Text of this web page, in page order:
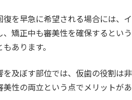
を早急に希望される場合には、イ
矯正中も審美性を確保するという
あります。
及ぼす部位では、仮歯の役割は非
性の両立という点でメリットがあ